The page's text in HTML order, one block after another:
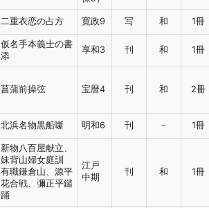
二重衣恋の占方 寛政9 写 和 1冊
仮名手本義士の書
添
享和3 刊 和 1冊
菖蒲前操弦 宝暦4 刊 和 2冊
北浜名物黒船噺 明和6 刊 － 1冊
新物八百屋献立、
妹背山婦女庭訓
有職鎌倉山、源平
花合戦、彌正平鑓
踊
江戸
中期
刊 和 1冊